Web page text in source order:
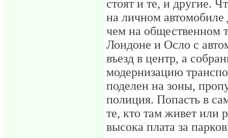
стоят и те, и другие.
на личном
чем на общественном
Лондоне и Осло с
въезд в центр, а
модернизацию
поделен на зоны,
полиция. Попасть в
те, кто там живет или
высока плата за